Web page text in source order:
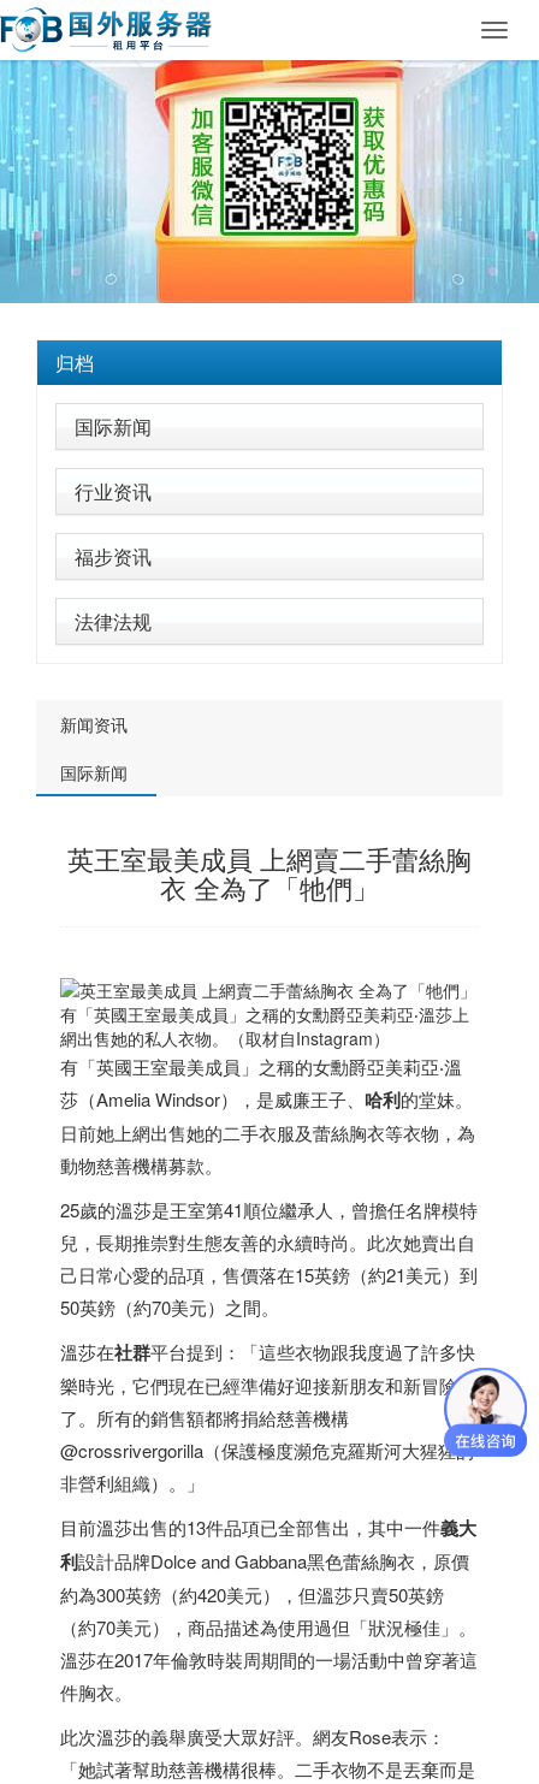
归档
国际新闻
行业资讯
福步资讯
法律法规
新闻资讯
国际新闻
英王室最美成員 上網賣二手蕾絲胸
衣 全為了「牠們」
有「英國王室最美成員」之稱的女勳爵亞美莉亞‧溫莎上
網出售她的私人衣物。（取材自Instagram）
有「英國王室最美成員」之稱的女勳爵亞美莉亞‧溫
莎（Amelia Windsor），是威廉王子、 哈利的堂妹。
日前她上網出售她的二手衣服及蕾絲胸衣等衣物，為
動物慈善機構募款。
25歲的溫莎是王室第41順位繼承人，曾擔任名牌模特
兒，長期推崇對生態友善的永續時尚。此次她賣出自
己日常心愛的品項，售價落在15英鎊（約21美元）到
50英鎊（約70美元）之間。
溫莎在社群平台提到：「這些衣物跟我度過了許多快
樂時光，它們現在已經準備好迎接新朋友和新冒險
了。所有的銷售額都將捐給慈善機構
@crossrivergorilla（保護極度瀕危克羅斯河大猩猩的
非營利組織）。」
目前溫莎出售的13件品項已全部售出，其中一件義大
利設計品牌Dolce and Gabbana黑色蕾絲胸衣，原價
約為300英鎊（約420美元），但溫莎只賣50英鎊
（約70美元），商品描述為使用過但「狀況極佳」。
溫莎在2017年倫敦時裝周期間的一場活動中曾穿著這
件胸衣。
此次溫莎的義舉廣受大眾好評。網友Rose表示：
「她試著幫助慈善機構很棒。二手衣物不是丟棄而是